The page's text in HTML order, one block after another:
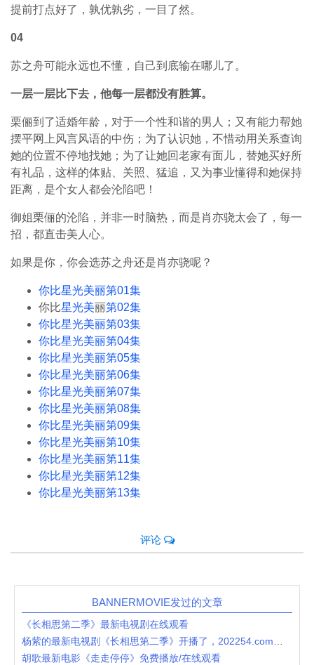
提前打点好了，孰优孰劣，一目了然。
04
苏之舟可能永远也不懂，自己到底输在哪儿了。
一层一层比下去，他每一层都没有胜算。
栗俪到了适婚年龄，对于一个性和谐的男人；又有能力帮她
摆平网上风言风语的中伤；为了认识她，不惜动用关系查询
她的位置不停地找她；为了让她回老家有面儿，替她买好所
有礼品，这样的体贴、关照、猛追，又为事业懂得和她保持
距离，是个女人都会沦陷吧！
御姐栗俪的沦陷，并非一时脑热，而是肖亦骁太会了，每一
招，都直击美人心。
如果是你，你会选苏之舟还是肖亦骁呢？
你比星光美丽第01集
你比星光美丽第02集
你比星光美丽第03集
你比星光美丽第04集
你比星光美丽第05集
你比星光美丽第06集
你比星光美丽第07集
你比星光美丽第08集
你比星光美丽第09集
你比星光美丽第10集
你比星光美丽第11集
你比星光美丽第12集
你比星光美丽第13集
评论
BANNERMOVIE发过的文章
《长相思第二季》最新电视剧在线观看
杨紫的最新电视剧《长相思第二季》开播了，202254.com香蕉影视在线免费观看。
胡歌最新电影《走走停停》免费播放/在线观看